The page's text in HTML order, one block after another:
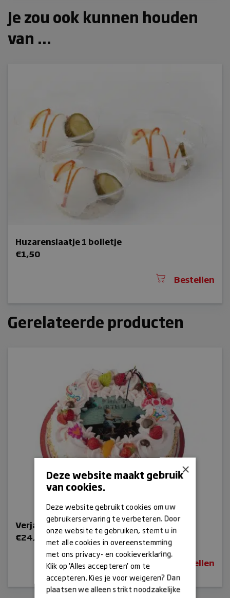
Je zou ook kunnen houden
van …
Huzarenslaatje 1 bolletje
€1,50
Bestellen
Gerelateerde producten
Verjaardagtaart meisje
€24,50
Bestellen
×
Deze website maakt gebruik
van cookies.
Deze website gebruikt cookies om uw
gebruikerservaring te verbeteren. Door
onze website te gebruiken, stemt u in
met alle cookies in overeenstemming
met ons privacy- en cookieverklaring.
Klik op 'Alles accepteren' om te
accepteren. Kies je voor weigeren? Dan
plaatsen we alleen strikt noodzakelijke